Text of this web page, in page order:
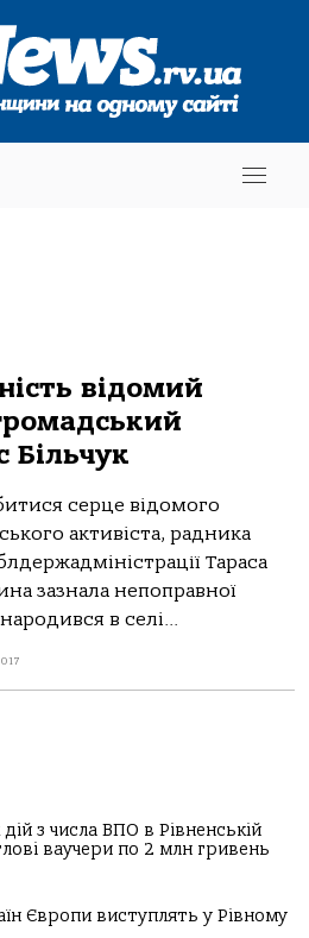
відомий
Більчук
серце відомого
активіста, радника
Тараса
зазнала непоправної
в селі...
з числа ВПО в Рівненській
ваучери по 2 млн гривень
Європи виступлять у Рівному